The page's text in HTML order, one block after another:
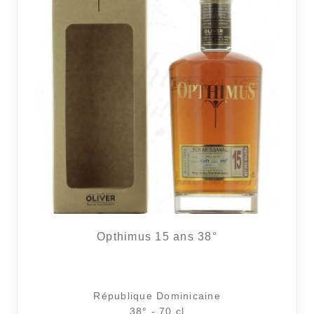
Opthimus 15 ans 38°
République Dominicaine
38° - 70 cl